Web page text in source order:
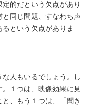
的だという欠点があり
同じ問題、すなわち声
という欠点がありま
人もいるでしょう。し
１つは、映像効果に見
、もう１つは、「聞き